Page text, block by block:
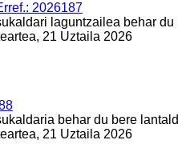
2026187
laguntzailea behar
21 Uztaila 2026
behar du bere
21 Uztaila 2026